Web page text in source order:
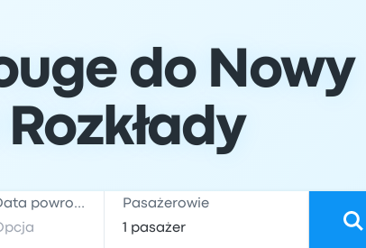
do Nowy
Data powrotu Pasażerowie